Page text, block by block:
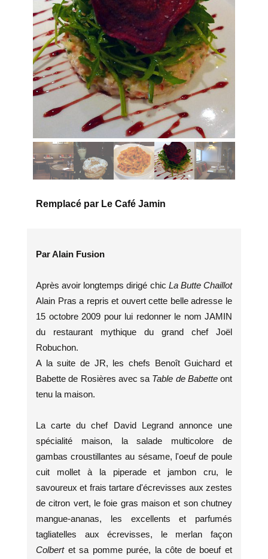
Remplacé par Le Café Jamin
Par Alain Fusion
Après avoir longtemps dirigé chic La Butte Chaillot
Alain Pras a repris et ouvert cette belle adresse le
15 octobre 2009 pour lui redonner le nom JAMIN
du restaurant mythique du grand chef Joël
Robuchon.
A la suite de JR, les chefs Benoît Guichard et
Babette de Rosières avec sa Table de Babette ont
tenu la maison.
La carte du chef David Legrand annonce une
spécialité maison, la salade multicolore de
gambas croustillantes au sésame, l'oeuf de poule
cuit mollet à la piperade et jambon cru, le
savoureux et frais tartare d'écrevisses aux zestes
de citron vert, le foie gras maison et son chutney
mangue-ananas, les excellents et parfumés
tagliatelles aux écrevisses, le merlan façon
Colbert et sa pomme purée, la côte de boeuf et